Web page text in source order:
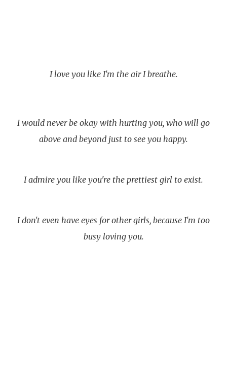
I love you like I'm the air I breathe.
I would never be okay with hurting you, who will go
above and beyond just to see you happy.
I admire you like you're the prettiest girl to exist.
I don't even have eyes for other girls, because I'm too
busy loving you.